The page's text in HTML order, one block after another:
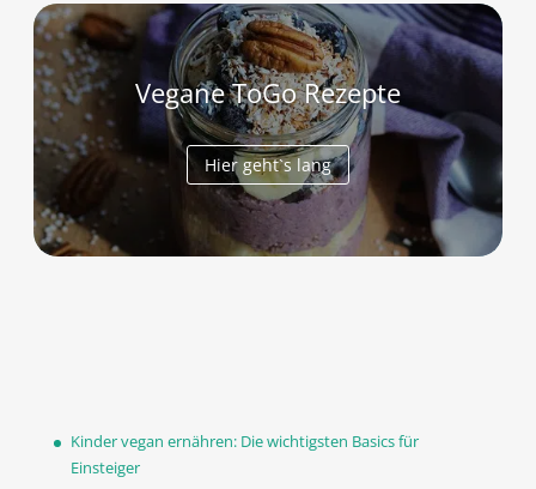
Vegane ToGo Rezepte
Hier geht`s lang
Kinder vegan ernähren: Die wichtigsten Basics für
Einsteiger